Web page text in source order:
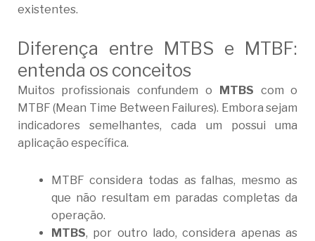
existentes.
Diferença entre MTBS e MTBF:
entenda os conceitos
Muitos profissionais confundem o MTBS com o
MTBF (Mean Time Between Failures). Embora sejam
indicadores semelhantes, cada um possui uma
aplicação específica.
MTBF considera todas as falhas, mesmo as
que não resultam em paradas completas da
operação.
MTBS, por outro lado, considera apenas as